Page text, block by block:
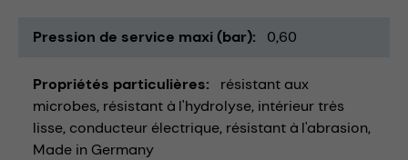
Pression de service maxi (bar) 0,60
Propriétés particulières
résistant aux
microbes résistant à l'hydrolyse intérieur très
lisse conducteur électrique résistant à l'abrasion
Made in Germany